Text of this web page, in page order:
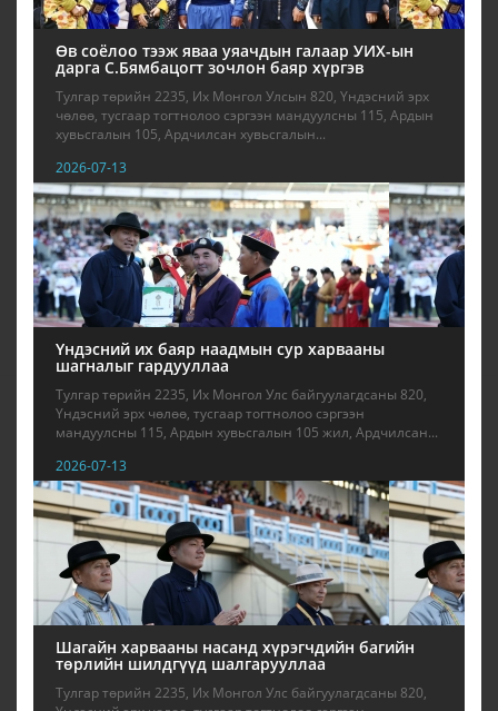
Өв соёлоо тээж яваа уяачдын галаар УИХ-ын
дарга С.Бямбацогт зочлон баяр хүргэв
Тулгар төрийн 2235, Их Монгол Улсын 820, Үндэсний эрх
чөлөө, тусгаар тогтнолоо сэргээн мандуулсны 115, Ардын
хувьсгалын 105, Ардчилсан хувьсгалын...
2026-07-13
Үндэсний их баяр наадмын сур харвааны
шагналыг гардууллаа
Тулгар төрийн 2235, Их Монгол Улс байгуулагдсаны 820,
Үндэсний эрх чөлөө, тусгаар тогтнолоо сэргээн
мандуулсны 115, Ардын хувьсгалын 105 жил, Ардчилсан...
2026-07-13
Шагайн харвааны насанд хүрэгчдийн багийн
төрлийн шилдгүүд шалгарууллаа
Тулгар төрийн 2235, Их Монгол Улс байгуулагдсаны 820,